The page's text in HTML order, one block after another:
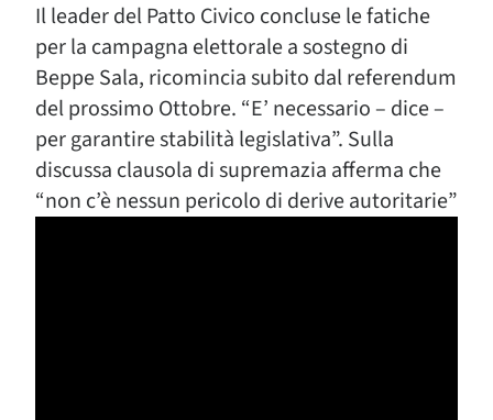
Il leader del Patto Civico concluse le fatiche
per la campagna elettorale a sostegno di
Beppe Sala, ricomincia subito dal referendum
del prossimo Ottobre. “E’ necessario – dice –
per garantire stabilità legislativa”. Sulla
discussa clausola di supremazia afferma che
“non c’è nessun pericolo di derive autoritarie”